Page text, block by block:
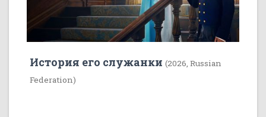
История его служанки (2026, Russian
Federation)